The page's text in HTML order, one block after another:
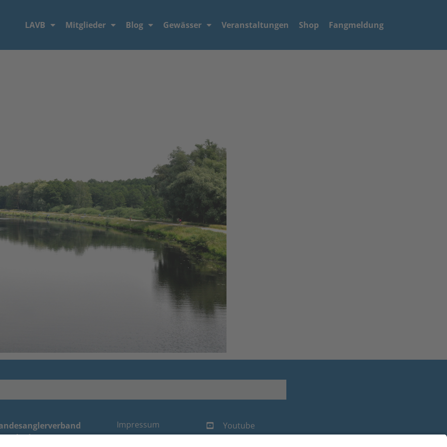
LAVB Mitglieder Blog Gewässer Veranstaltungen Shop Fangmeldung
e.V.
Impressum
Youtube